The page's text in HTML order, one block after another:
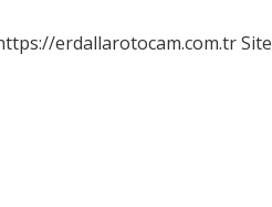
erdallarotocam.com.tr